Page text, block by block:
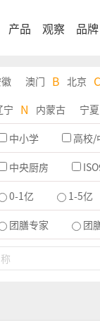
产品 观察 品牌
澳门 B 北京 C
宁 N 内蒙古 宁夏
中小学 高校/
中央厨房
0-1亿 1-5亿
团膳专家 团